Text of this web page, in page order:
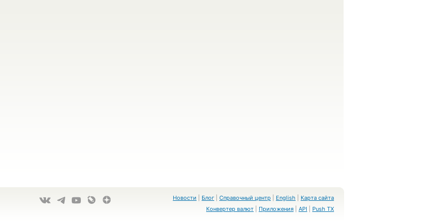
Новости Блог Справочный центр English
Карта сайта
Конвертер валют
Приложения API Push TX